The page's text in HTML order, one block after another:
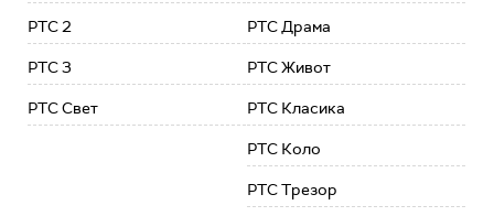
РТС 2
РТС 3
РТС Свет
РТС Драма
РТС Живот
РТС Класика
РТС Коло
РТС Трезор